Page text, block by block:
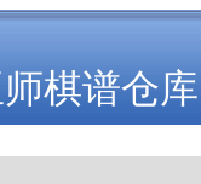
棋谱仓库